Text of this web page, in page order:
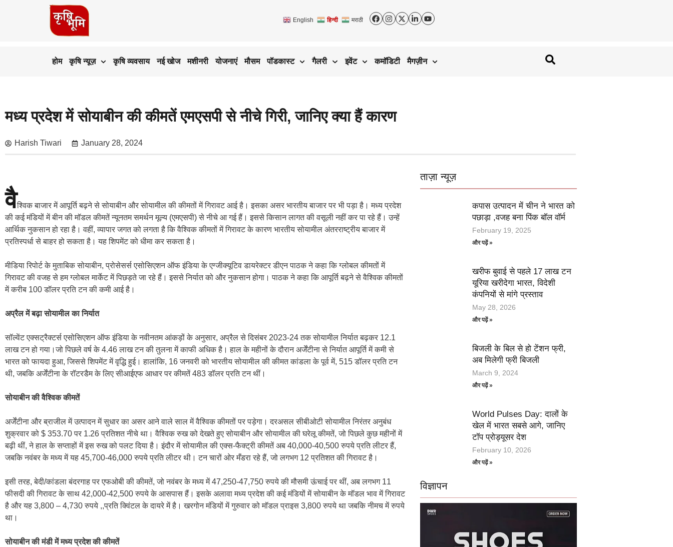
English हिन्दी मराठी
होम कृषि न्यूज़ कृषि व्यवसाय नई खोज मशीनरी योजनाएं मौसम पॉडकास्ट गैलरी इवेंट कमॉडिटी मैगज़ीन
मध्य प्रदेश में सोयाबीन की कीमतें एमएसपी से नीचे गिरी, जानिए क्या हैं कारण
Harish Tiwari January 28, 2024
वैश्विक बाजार में आपूर्ति बढ़ने से सोयाबीन और सोयामील की कीमतों में गिरावट आई है। इसका असर भारतीय बाजार पर भी पड़ा है। मध्य प्रदेश
की कई मंडियों में बीन की मॉडल कीमतें न्यूनतम समर्थन मूल्य (एमएसपी) से नीचे आ गई हैं। इससे किसान लागत की वसूली नहीं कर पा रहे हैं। उन्हें
आर्थिक नुकसान हो रहा है। वहीं, व्यापार जगत को लगता है कि वैश्विक कीमतों में गिरावट के कारण भारतीय सोयामील अंतरराष्ट्रीय बाजार में
प्रतिस्पर्धा से बाहर हो सकता है। यह शिपमेंट को धीमा कर सकता है।
मीडिया रिपोर्ट के मुताबिक सोयाबीन, प्रोसेसर्स एसोसिएशन ऑफ इंडिया के एग्जीक्यूटिव डायरेक्टर डीएन पाठक ने कहा कि ग्लोबल कीमतों में
गिरावट की वजह से हम ग्लोबल मार्केट में पिछड़ते जा रहे हैं। इससे निर्यात को और नुकसान होगा। पाठक ने कहा कि आपूर्ति बढ़ने से वैश्विक कीमतों
में करीब 100 डॉलर प्रति टन की कमी आई है।
अप्रैल में बढ़ा सोयामील का निर्यात
सॉल्वेंट एक्सट्रैक्टर्स एसोसिएशन ऑफ इंडिया के नवीनतम आंकड़ों के अनुसार, अप्रैल से दिसंबर 2023-24 तक सोयामील निर्यात बढ़कर 12.1
लाख टन हो गया।जो पिछले वर्ष के 4.46 लाख टन की तुलना में काफी अधिक है। हाल के महीनों के दौरान अर्जेंटीना से निर्यात आपूर्ति में कमी से
भारत को फायदा हुआ, जिससे शिपमेंट में वृद्धि हुई। हालांकि, 16 जनवरी को भारतीय सोयामील की कीमत कांडला के पूर्व में, 515 डॉलर प्रति टन
थी, जबकि अर्जेंटीना के रॉटरडैम के लिए सीआईएफ आधार पर कीमतें 483 डॉलर प्रति टन थीं।
सोयाबीन की वैश्विक कीमतें
अर्जेंटीना और ब्राजील में उत्पादन में सुधार का असर आने वाले साल में वैश्विक कीमतों पर पड़ेगा। दरअसल सीबीओटी सोयामील निरंतर अनुबंध
शुक्रवार को $ 353.70 पर 1.26 प्रतिशत नीचे था। वैश्विक रुख को देखते हुए सोयाबीन और सोयामील की घरेलू कीमतें, जो पिछले कुछ महीनों में
बढ़ी थीं, ने हाल के सप्ताहों में इस रुख को पलट दिया है। इंदौर में सोयामील की एक्स-फैक्ट्री कीमतें अब 40,000-40,500 रुपये प्रति लीटर हैं,
जबकि नवंबर के मध्य में यह 45,700-46,000 रुपये प्रति लीटर थी। टन चारों ओर मँडरा रहे हैं, जो लगभग 12 प्रतिशत की गिरावट है।
इसी तरह, बेदी/कांडला बंदरगाह पर एफओबी की कीमतें, जो नवंबर के मध्य में 47,250-47,750 रुपये की मौसमी ऊंचाई पर थीं, अब लगभग 11
फीसदी की गिरावट के साथ 42,000-42,500 रुपये के आसपास हैं। इसके अलावा मध्य प्रदेश की कई मंडियों में सोयाबीन के मॉडल भाव में गिरावट
है और यह 3,800 – 4,730 रुपये ,,प्रति क्विंटल के दायरे में है। खरगोन मंडियों में गुरुवार को मॉडल प्राइस 3,800 रुपये था जबकि नीमच में रुपये
था।
सोयाबीन की मंडी में मध्य प्रदेश की कीमतें
ताज़ा न्यूज़
कपास उत्पादन में चीन ने भारत को
पछाड़ा ,वजह बना पिंक बॉल वॉर्म
February 19, 2025
और पढ़ें »
खरीफ बुवाई से पहले 17 लाख टन
यूरिया खरीदेगा भारत, विदेशी
कंपनियों से मांगे प्रस्ताव
May 28, 2026
और पढ़ें »
बिजली के बिल से हो टेंशन फ्री,
अब मिलेगी फ्री बिजली
March 9, 2024
और पढ़ें »
World Pulses Day: दालों के
खेल में भारत सबसे आगे, जानिए
टॉप प्रोड्यूसर देश
February 10, 2026
और पढ़ें »
विज्ञापन